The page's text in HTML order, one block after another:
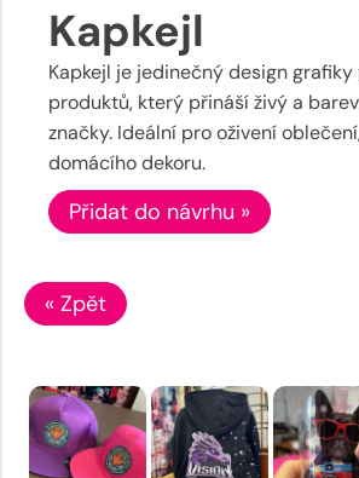
Kapkejl
Kapkejl je jedinečný design
produktů, který přináší živý a
značky. Ideální pro oživení
domácího dekoru.
Přidat do návrhu »
« Zpět